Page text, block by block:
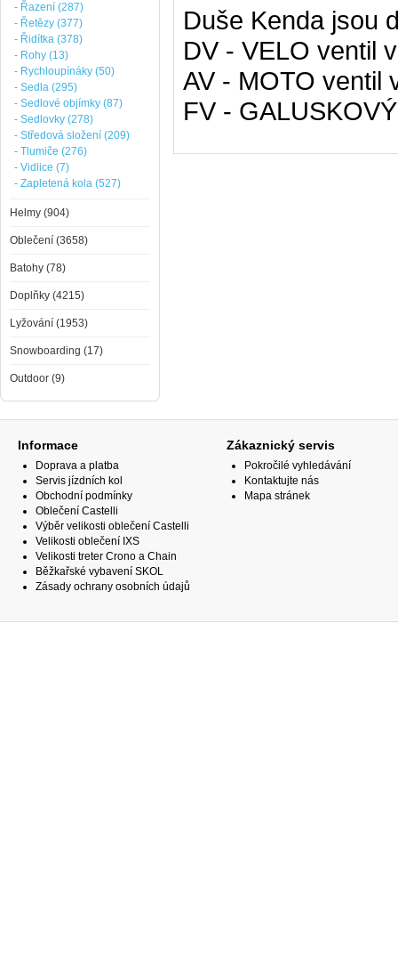
Duše Kenda jsou
DV - VELO ventil
AV - MOTO ventil
FV -
- Řazení (287)
- Řetězy (377)
- Řidítka (378)
- Rohy (13)
- Rychloupínáky (50)
- Sedla (295)
- Sedlové objímky (87)
- Sedlovky (278)
- Středová složení (209)
- Tlumiče (276)
- Vidlice (7)
- Zapletená kola (527)
Helmy (904)
Oblečení (3658)
Batohy (78)
Doplňky (4215)
Lyžování (1953)
Snowboarding (17)
Outdoor (9)
Informace
Doprava a platba
Servis jízdních kol
Obchodní podmínky
Oblečení Castelli
Výběr velikosti oblečení Castelli
Velikosti oblečení IXS
Velikosti treter Crono a Chain
Běžkařské vybavení SKOL
Zásady ochrany osobních údajů
Zákaznický servis
Pokročilé vyhledávání
Kontaktujte nás
Mapa stránek